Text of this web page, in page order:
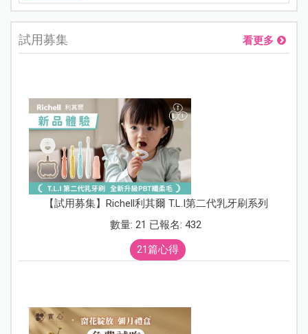
試用募集 看更多
【試用募集】Richell利其爾 T.L.I第二代乳牙刷系列
數量: 21 已報名: 432
21篇心得